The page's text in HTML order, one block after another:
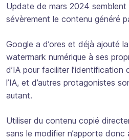
Update de mars 2024 semblent
sévèrement le contenu généré
Google a d’ores et déjà ajouté
watermark numérique à ses
d’IA pour faciliter l’identification
l’IA, et d’autres protagonistes
autant.
Utiliser du contenu copié
sans le modifier n’apporte donc